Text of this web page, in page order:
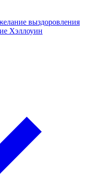
выздоровления
Хэллоуин